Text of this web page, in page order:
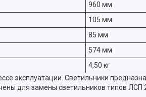
960 мм
105 мм
85 мм
574 мм
4,50 кг
эксплуатации. Светильники
для замены светильников типов ЛСП